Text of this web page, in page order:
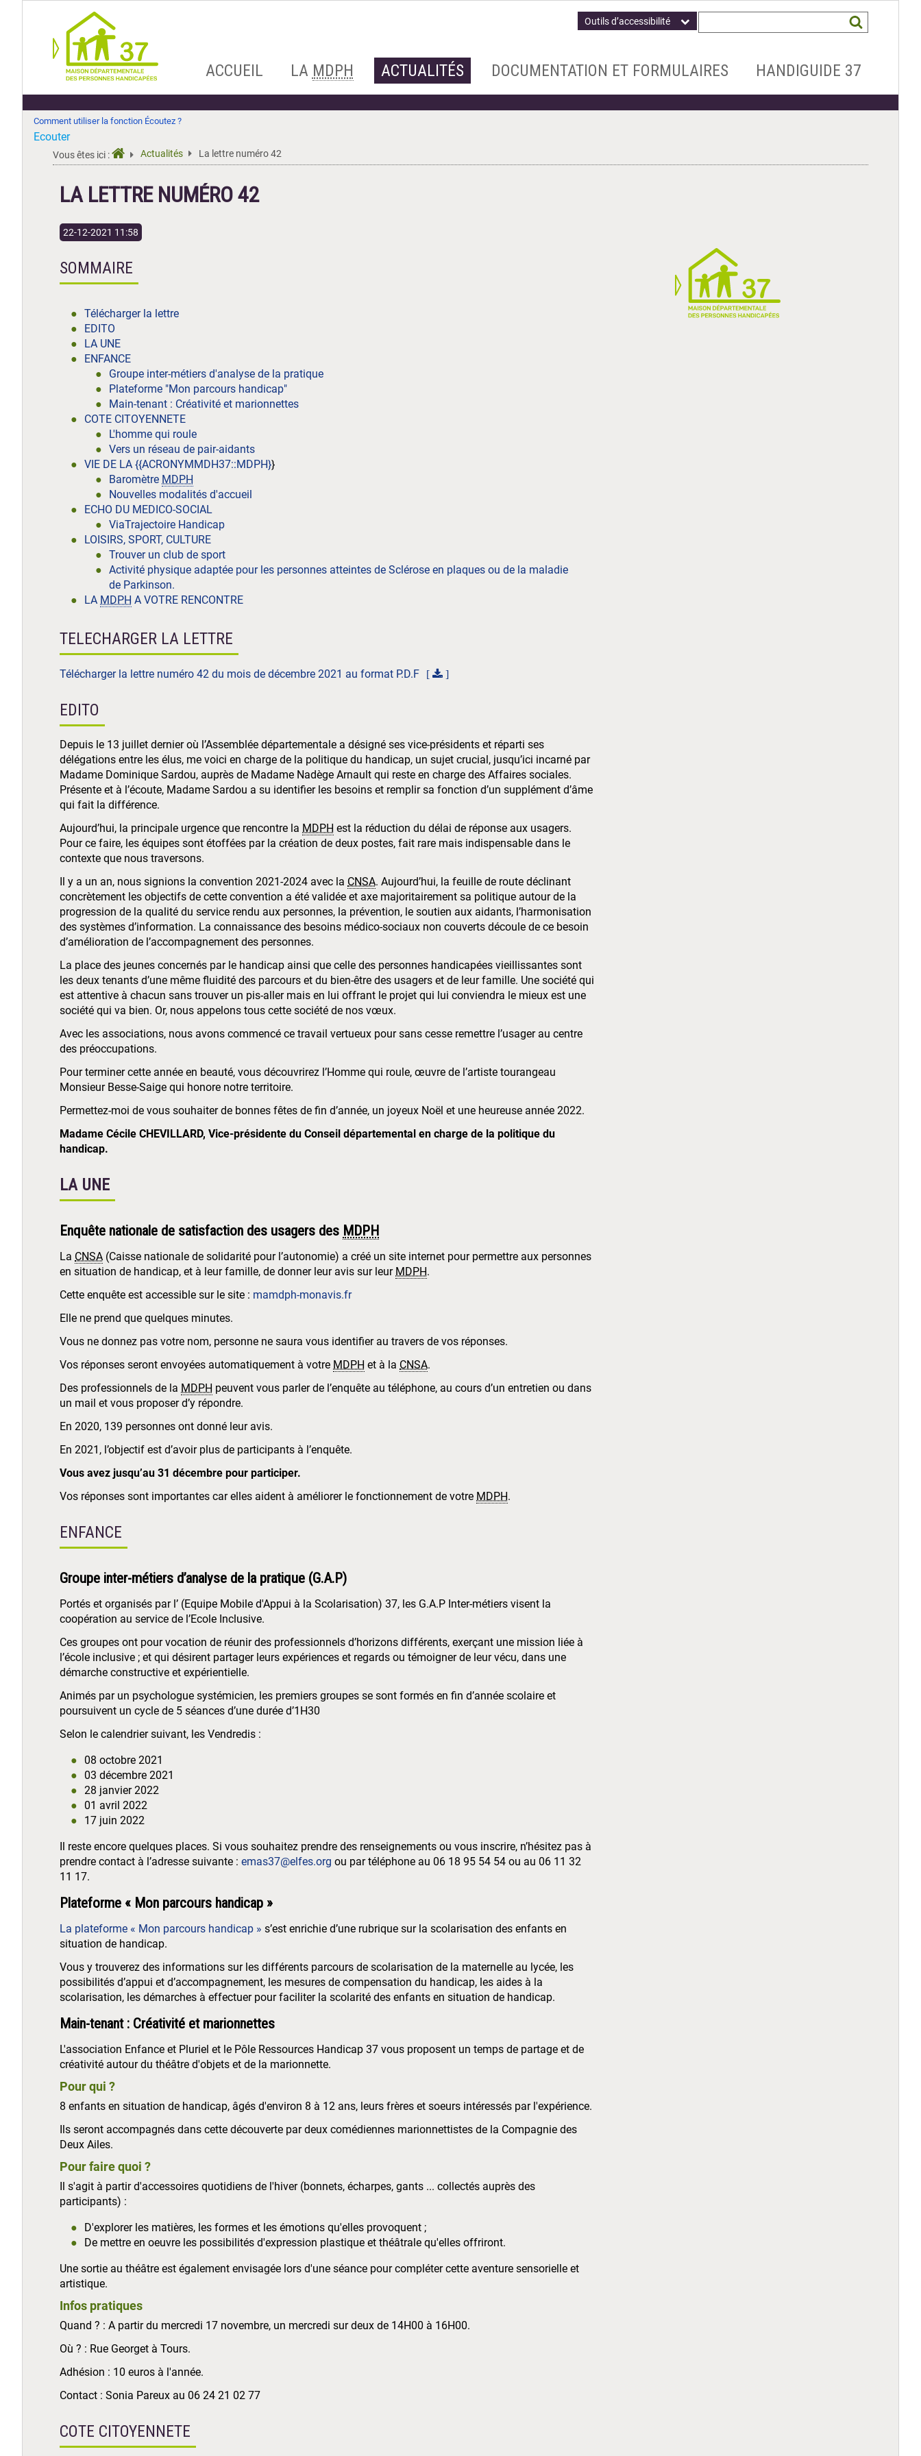
Outils d’accessibilité
AllerACCUEIL LA MDPH ACTUALITÉS DOCUMENTATION ET FORMULAIRES HANDIGUIDE 37
Comment utiliser la fonction Écoutez ?
Ecouter
Vous êtes ici : Actualités La lettre numéro 42
LA LETTRE NUMÉRO 42
22-12-2021 11:58
SOMMAIRE
Télécharger la lettre
EDITO
LA UNE
ENFANCE
Groupe inter-métiers d'analyse de la pratique
Plateforme "Mon parcours handicap"
Main-tenant : Créativité et marionnettes
COTE CITOYENNETE
L'homme qui roule
Vers un réseau de pair-aidants
VIE DE LA {{ACRONYMMDH37::MDPH}}
Baromètre MDPH
Nouvelles modalités d'accueil
ECHO DU MEDICO-SOCIAL
ViaTrajectoire Handicap
LOISIRS, SPORT, CULTURE
Trouver un club de sport
Activité physique adaptée pour les personnes atteintes de Sclérose en plaques ou de la maladie
de Parkinson.
LA MDPH A VOTRE RENCONTRE
TELECHARGER LA LETTRE
Télécharger la lettre numéro 42 du mois de décembre 2021 au format P.D.F
EDITO
Depuis le 13 juillet dernier où l’Assemblée départementale a désigné ses vice-présidents et réparti ses
délégations entre les élus, me voici en charge de la politique du handicap, un sujet crucial, jusqu’ici incarné par
Madame Dominique Sardou, auprès de Madame Nadège Arnault qui reste en charge des Affaires sociales.
Présente et à l’écoute, Madame Sardou a su identifier les besoins et remplir sa fonction d’un supplément d’âme
qui fait la différence.
Aujourd’hui, la principale urgence que rencontre la MDPH est la réduction du délai de réponse aux usagers.
Pour ce faire, les équipes sont étoffées par la création de deux postes, fait rare mais indispensable dans le
contexte que nous traversons.
Il y a un an, nous signions la convention 2021-2024 avec la CNSA. Aujourd’hui, la feuille de route déclinant
concrètement les objectifs de cette convention a été validée et axe majoritairement sa politique autour de la
progression de la qualité du service rendu aux personnes, la prévention, le soutien aux aidants, l’harmonisation
des systèmes d’information. La connaissance des besoins médico-sociaux non couverts découle de ce besoin
d’amélioration de l’accompagnement des personnes.
La place des jeunes concernés par le handicap ainsi que celle des personnes handicapées vieillissantes sont
les deux tenants d’une même fluidité des parcours et du bien-être des usagers et de leur famille. Une société qui
est attentive à chacun sans trouver un pis-aller mais en lui offrant le projet qui lui conviendra le mieux est une
société qui va bien. Or, nous appelons tous cette société de nos vœux.
Avec les associations, nous avons commencé ce travail vertueux pour sans cesse remettre l’usager au centre
des préoccupations.
Pour terminer cette année en beauté, vous découvrirez l’Homme qui roule, œuvre de l’artiste tourangeau
Monsieur Besse-Saige qui honore notre territoire.
Permettez-moi de vous souhaiter de bonnes fêtes de fin d’année, un joyeux Noël et une heureuse année 2022.
Madame Cécile CHEVILLARD, Vice-présidente du Conseil départemental en charge de la politique du
handicap.
LA UNE
Enquête nationale de satisfaction des usagers des MDPH
La CNSA (Caisse nationale de solidarité pour l’autonomie) a créé un site internet pour permettre aux personnes
en situation de handicap, et à leur famille, de donner leur avis sur leur MDPH.
Cette enquête est accessible sur le site : mamdph-monavis.fr
Elle ne prend que quelques minutes.
Vous ne donnez pas votre nom, personne ne saura vous identifier au travers de vos réponses.
Vos réponses seront envoyées automatiquement à votre MDPH et à la CNSA.
Des professionnels de la MDPH peuvent vous parler de l’enquête au téléphone, au cours d’un entretien ou dans
un mail et vous proposer d’y répondre.
En 2020, 139 personnes ont donné leur avis.
En 2021, l’objectif est d’avoir plus de participants à l’enquête.
Vous avez jusqu’au 31 décembre pour participer.
Vos réponses sont importantes car elles aident à améliorer le fonctionnement de votre MDPH.
ENFANCE
Groupe inter-métiers d’analyse de la pratique (G.A.P)
Portés et organisés par l’ (Equipe Mobile d'Appui à la Scolarisation) 37, les G.A.P Inter-métiers visent la
coopération au service de l’Ecole Inclusive.
Ces groupes ont pour vocation de réunir des professionnels d’horizons différents, exerçant une mission liée à
l’école inclusive ; et qui désirent partager leurs expériences et regards ou témoigner de leur vécu, dans une
démarche constructive et expérientielle.
Animés par un psychologue systémicien, les premiers groupes se sont formés en fin d’année scolaire et
poursuivent un cycle de 5 séances d’une durée d’1H30
Selon le calendrier suivant, les Vendredis :
08 octobre 2021
03 décembre 2021
28 janvier 2022
01 avril 2022
17 juin 2022
Il reste encore quelques places. Si vous souhaitez prendre des renseignements ou vous inscrire, n’hésitez pas à
prendre contact à l’adresse suivante : emas37@elfes.org ou par téléphone au 06 18 95 54 54 ou au 06 11 32
11 17.
Plateforme « Mon parcours handicap »
La plateforme « Mon parcours handicap » s’est enrichie d’une rubrique sur la scolarisation des enfants en
situation de handicap.
Vous y trouverez des informations sur les différents parcours de scolarisation de la maternelle au lycée, les
possibilités d’appui et d’accompagnement, les mesures de compensation du handicap, les aides à la
scolarisation, les démarches à effectuer pour faciliter la scolarité des enfants en situation de handicap.
Main-tenant : Créativité et marionnettes
L'association Enfance et Pluriel et le Pôle Ressources Handicap 37 vous proposent un temps de partage et de
créativité autour du théâtre d'objets et de la marionnette.
Pour qui ?
8 enfants en situation de handicap, âgés d'environ 8 à 12 ans, leurs frères et soeurs intéressés par l'expérience.
Ils seront accompagnés dans cette découverte par deux comédiennes marionnettistes de la Compagnie des
Deux Ailes.
Pour faire quoi ?
Il s'agit à partir d'accessoires quotidiens de l'hiver (bonnets, écharpes, gants ... collectés auprès des
participants) :
D'explorer les matières, les formes et les émotions qu'elles provoquent ;
De mettre en oeuvre les possibilités d'expression plastique et théâtrale qu'elles offriront.
Une sortie au théâtre est également envisagée lors d'une séance pour compléter cette aventure sensorielle et
artistique.
Infos pratiques
Quand ? : A partir du mercredi 17 novembre, un mercredi sur deux de 14H00 à 16H00.
Où ? : Rue Georget à Tours.
Adhésion : 10 euros à l'année.
Contact : Sonia Pareux au 06 24 21 02 77
COTE CITOYENNETE